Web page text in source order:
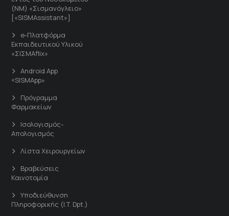
(ΝΜ) «Σισμανόγλειο»
[«SISMAssistant»]
e-Πλατφόρμα
Εκπαιδευτικού Υλικού
«ΣΙΣΜΑflix»
Android App
«SISMApp»
Πρόγραμμα
Φαρμακείων
Ισολογισμός-
Απολογισμός
Λίστα Χειρουργείων
Βραβεύσεις
Καινοτομία
Υποδιεύθυνση
Πληροφορικής (I.T. Dpt.)